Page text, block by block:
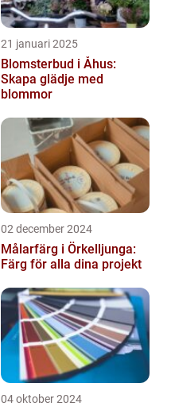
21 januari 2025
Blomsterbud i Åhus:
Skapa glädje med
blommor
02 december 2024
Målarfärg i Örkelljunga:
Färg för alla dina projekt
04 oktober 2024